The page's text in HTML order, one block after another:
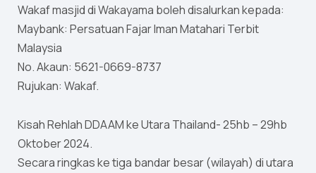
Wakaf masjid di Wakayama boleh disalurkan kepada:
Maybank: Persatuan Fajar Iman Matahari Terbit
Malaysia
No. Akaun: 5621-0669-8737
Rujukan: Wakaf.
Kisah Rehlah DDAAM ke Utara Thailand- 25hb – 29hb
Oktober 2024.
Secara ringkas ke tiga bandar besar (wilayah) di utara